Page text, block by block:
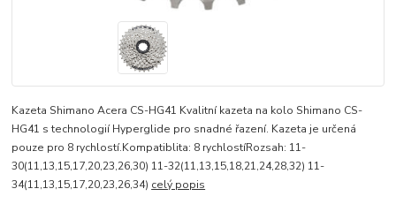
Kazeta Shimano Acera CS-HG41 Kvalitní kazeta na kolo Shimano CS-
HG41 s technologií Hyperglide pro snadné řazení. Kazeta je určená
pouze pro 8 rychlostí.Kompatiblita: 8 rychlostíRozsah: 11-
30(11,13,15,17,20,23,26,30) 11-32(11,13,15,18,21,24,28,32) 11-
34(11,13,15,17,20,23,26,34) celý popis